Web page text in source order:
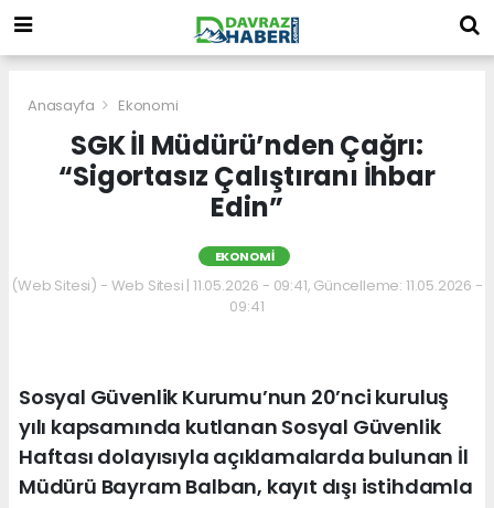
Anasayfa Ekonomi
SGK İl Müdürü’nden Çağrı:
“Sigortasız Çalıştıranı İhbar
Edin”
EKONOMI
(Web Sitesi) - Web Sitesi | 11.05.2026 - 09:41, Güncelleme: 11.05.2026 -
09:41
Sosyal Güvenlik Kurumu’nun 20’nci kuruluş
yılı kapsamında kutlanan Sosyal Güvenlik
Haftası dolayısıyla açıklamalarda bulunan İl
Müdürü Bayram Balban, kayıt dışı istihdamla